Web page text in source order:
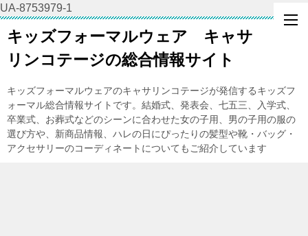
UA-8753979-1
キッズフォーマルウェア キャサ
リンコテージの総合情報サイト
キッズフォーマルウェアのキャサリンコテージが発信するキッズフ
ォーマル総合情報サイトです。結婚式、発表会、七五三、入学式、
卒業式、お葬式などのシーンに合わせた女の子用、男の子用の服の
選び方や、新商品情報、ハレの日にぴったりの髪型や靴・バッグ・
アクセサリーのコーディネートについてもご紹介しています